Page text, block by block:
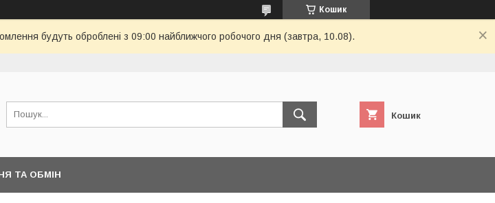
Кошик
будуть оброблені з 09:00 найближчого робочого дня (завтра, 10.08).
Кошик
ТА ОБМІН